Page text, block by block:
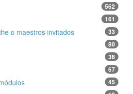
562
161
o maestros invitados 33
80
36
67
45